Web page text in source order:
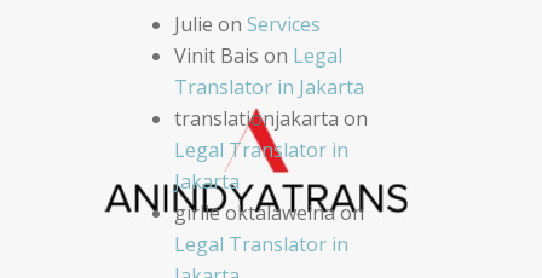
Julie on Services
Vinit Bais on Legal
Translator in Jakarta
translationjakarta on
Legal Translator in
Jakarta
girlie oktalaweinaon
Legal Translator in